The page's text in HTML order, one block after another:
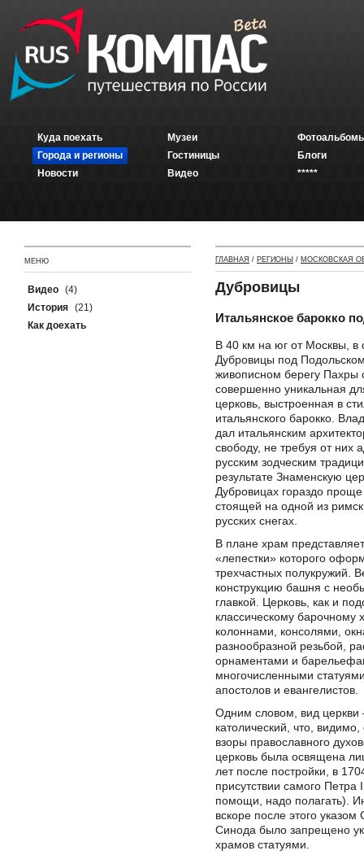
Куда поехать
Города и регионы
Новости
Музеи
Гостиницы
Видео
Блоги
*****
МЕНЮ
Видео (4)
История (21)
Как доехать
ГЛАВНАЯ / РЕГИОНЫ / МОСКОВСКАЯ
Дубровицы
Итальянское барокко
В 40 км на юг от Москвы, в
Дубровицы под
живописном берегу Пахры
совершенно уникальная
церковь, выстроенная в
итальянского барокко.
дал итальянским
свободу, не требуя от них
русским зодческим
результате Знаменскую
Дубровицах гораздо проще
стоящей на одной из
русских снегах.
В плане храм
«лепестки» которого
трехчастных полукружий.
конструкцию башня с
главкой. Церковь, как и
классическому барочному
колоннами, консолями,
разнообразной резьбой,
орнаментами и
многочисленными
апостолов и евангелистов.
Одним словом, вид
католический, что, видимо,
взоры православного
церковь была освящена
лет после постройки, в
присутствии самого Петра
помощи, надо полагать).
вскоре после этого указом
Синода было запрещено
храмов статуями.